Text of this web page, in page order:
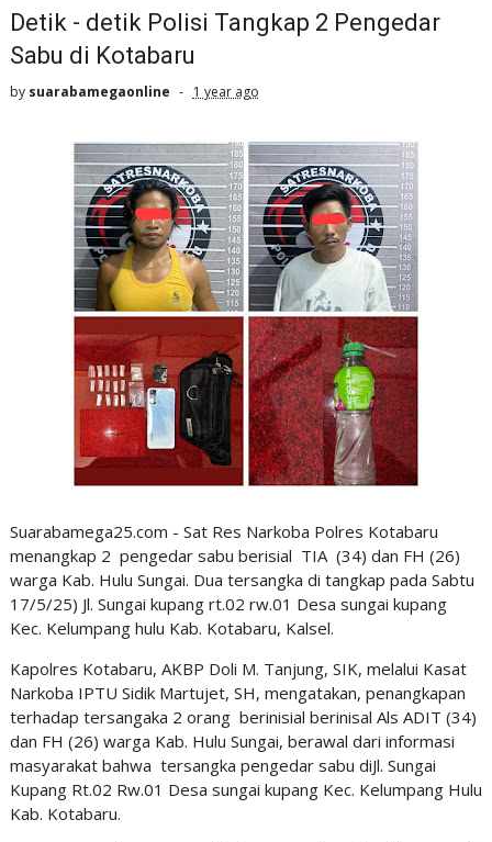
Detik - detik Polisi Tangkap 2 Pengedar
Sabu di Kotabaru
by suarabamegaonline 1 year ago
Suarabamega25.com - Sat Res Narkoba Polres Kotabaru
menangkap 2 pengedar sabu berisial TIA (34) dan FH (26)
warga Kab. Hulu Sungai. Dua tersangka di tangkap pada Sabtu
17/5/25) Jl. Sungai kupang rt.02 rw.01 Desa sungai kupang
Kec. Kelumpang hulu Kab. Kotabaru, Kalsel.
Kapolres Kotabaru, AKBP Doli M. Tanjung, SIK, melalui Kasat
Narkoba IPTU Sidik Martujet, SH, mengatakan, penangkapan
terhadap tersangaka 2 orang berinisial berinisal Als ADIT (34)
dan FH (26) warga Kab. Hulu Sungai, berawal dari informasi
masyarakat bahwa tersangka pengedar sabu diJl. Sungai
Kupang Rt.02 Rw.01 Desa sungai kupang Kec. Kelumpang Hulu
Kab. Kotabaru.